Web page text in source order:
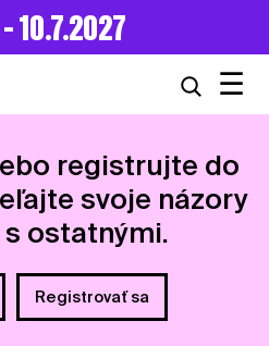
10.7.2027
☰
registrujte do
svoje názory
ostatnými.
Registrovať sa